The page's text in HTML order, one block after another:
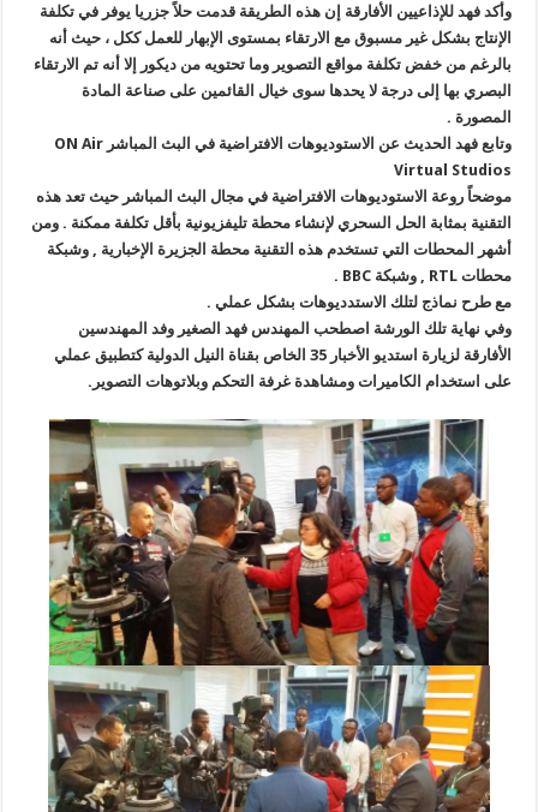
وأكد فهد للإذاعيين الأفارقة إن هذه الطريقة قدمت حلاً جزريا يوفر في تكلفة
الإنتاج بشكل غير مسبوق مع الارتقاء بمستوى الإبهار للعمل ككل ، حيث أنه
بالرغم من خفض تكلفة مواقع التصوير وما تحتويه من ديكور إلا أنه تم الارتقاء
البصري بها إلى درجة لا يحدها سوى خيال القائمين على صناعة المادة
المصورة .
وتابع فهد الحديث عن الاستوديوهات الافتراضية في البث المباشر ON Air
Virtual Studios
موضحاً روعة الاستوديوهات الافتراضية في مجال البث المباشر حيث تعد هذه
التقنية بمثابة الحل السحري لإنشاء محطة تليفزيونية بأقل تكلفة ممكنة . ومن
أشهر المحطات التي تستخدم هذه التقنية محطة الجزيرة الإخبارية , وشبكة
محطات RTL , وشبكة BBC .
مع طرح نماذج لتلك الاستدديوهات بشكل عملي .
وفي نهاية تلك الورشة اصطحب المهندس فهد الصغير وفد المهندسين
الأفارقة لزيارة استديو الأخبار 35 الخاص بقناة النيل الدولية كتطبيق عملي
على استخدام الكاميرات ومشاهدة غرفة التحكم وبلاتوهات التصوير.